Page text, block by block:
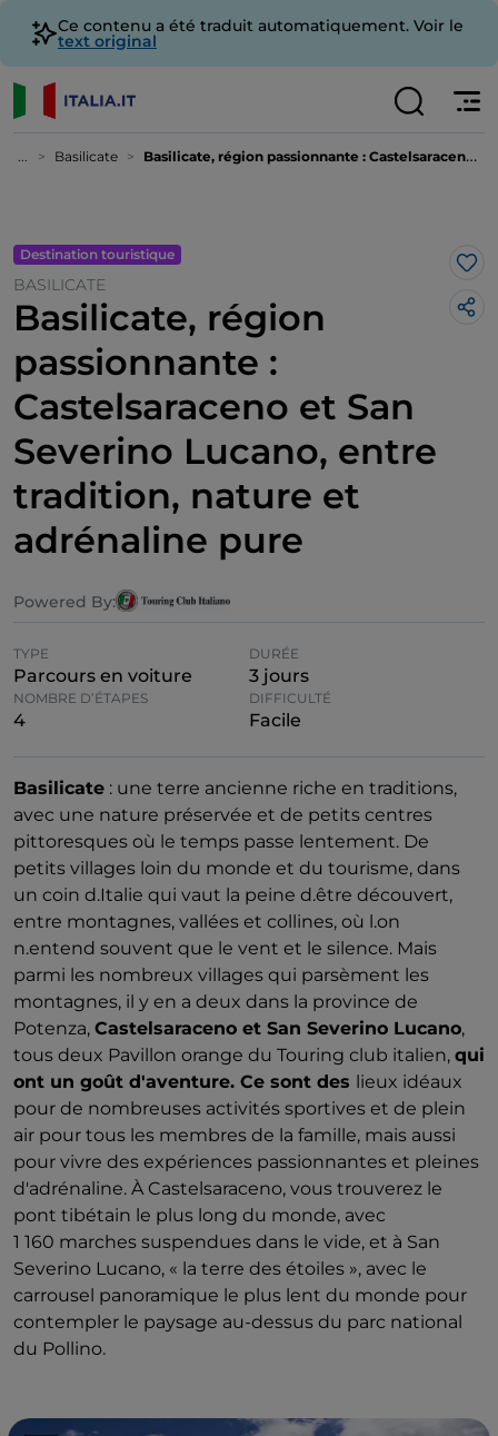
Ce contenu a été traduit automatiquement. Voir le
text original
... Basilicate Basilicate, région passionnante : Castelsaraceno et San Severino Lucano, entre tradition, nature et adrénaline pure
Destination touristique
BASILICATE
Basilicate, région
passionnante :
Castelsaraceno et San
Severino Lucano, entre
tradition, nature et
adrénaline pure
Powered By:
TYPE
Parcours en voiture
DURÉE
3 jours
NOMBRE D’ÉTAPES
4
DIFFICULTÉ
Facile
Basilicate : une terre ancienne riche en traditions,
avec une nature préservée et de petits centres
pittoresques où le temps passe lentement. De
petits villages loin du monde et du tourisme, dans
un coin d.Italie qui vaut la peine d.être découvert,
entre montagnes, vallées et collines, où l.on
n.entend souvent que le vent et le silence. Mais
parmi les nombreux villages qui parsèment les
montagnes, il y en a deux dans la province de
Potenza, Castelsaraceno et San Severino Lucano,
tous deux Pavillon orange du Touring club italien, qui
ont un goût d'aventure. Ce sont des lieux idéaux
pour de nombreuses activités sportives et de plein
air pour tous les membres de la famille, mais aussi
pour vivre des expériences passionnantes et pleines
d'adrénaline. À Castelsaraceno, vous trouverez le
pont tibétain le plus long du monde, avec
1 160 marches suspendues dans le vide, et à San
Severino Lucano, « la terre des étoiles », avec le
carrousel panoramique le plus lent du monde pour
contempler le paysage au-dessus du parc national
du Pollino.